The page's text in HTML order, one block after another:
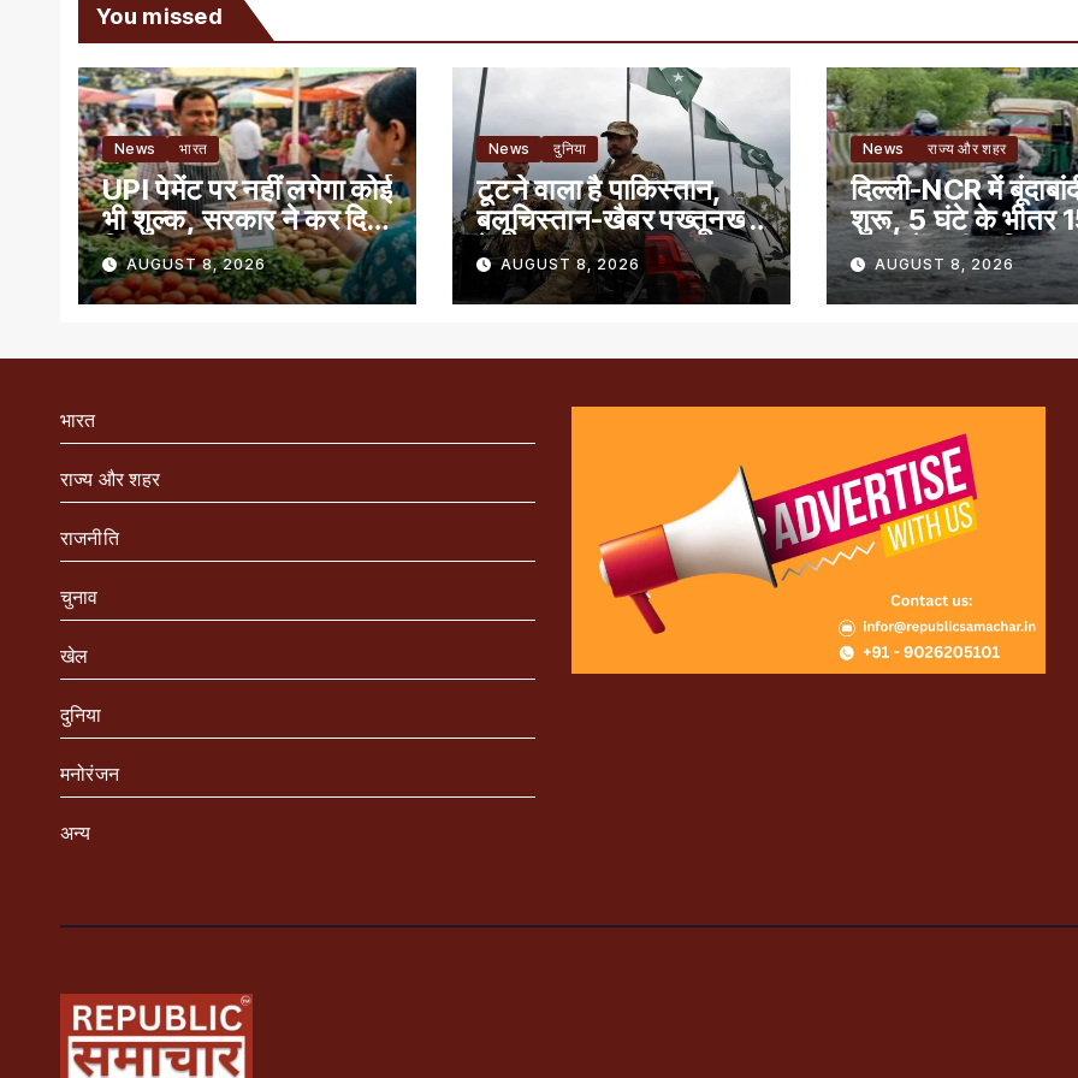
You missed
News भारत
UPI पेमेंट पर नहीं लगेगा कोई
भी शुल्क, सरकार ने कर दिया
क्लियर
AUGUST 8, 2026
News दुनिया
टूटने वाला है पाकिस्तान,
बलूचिस्तान-खैबर पख्तूनख्वा
में बगावत
AUGUST 8, 2026
News राज्य और शहर
दिल्ली-NCR में
शुरू, 5 घंटे के भीतर
राज्यों में भारी बारिश
AUGUST 8, 2026
भारत
राज्य और शहर
राजनीति
चुनाव
खेल
दुनिया
मनोरंजन
अन्य